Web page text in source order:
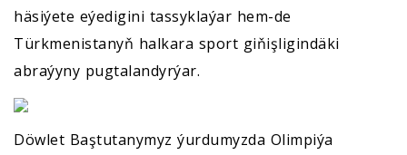
häsiýete eýedigini tassyklaýar hem-de
Türkmenistanyň halkara sport giňişligindäki
abraýyny pugtalandyrýar.
Döwlet Baştutanymyz ýurdumyzda Olimpiýa